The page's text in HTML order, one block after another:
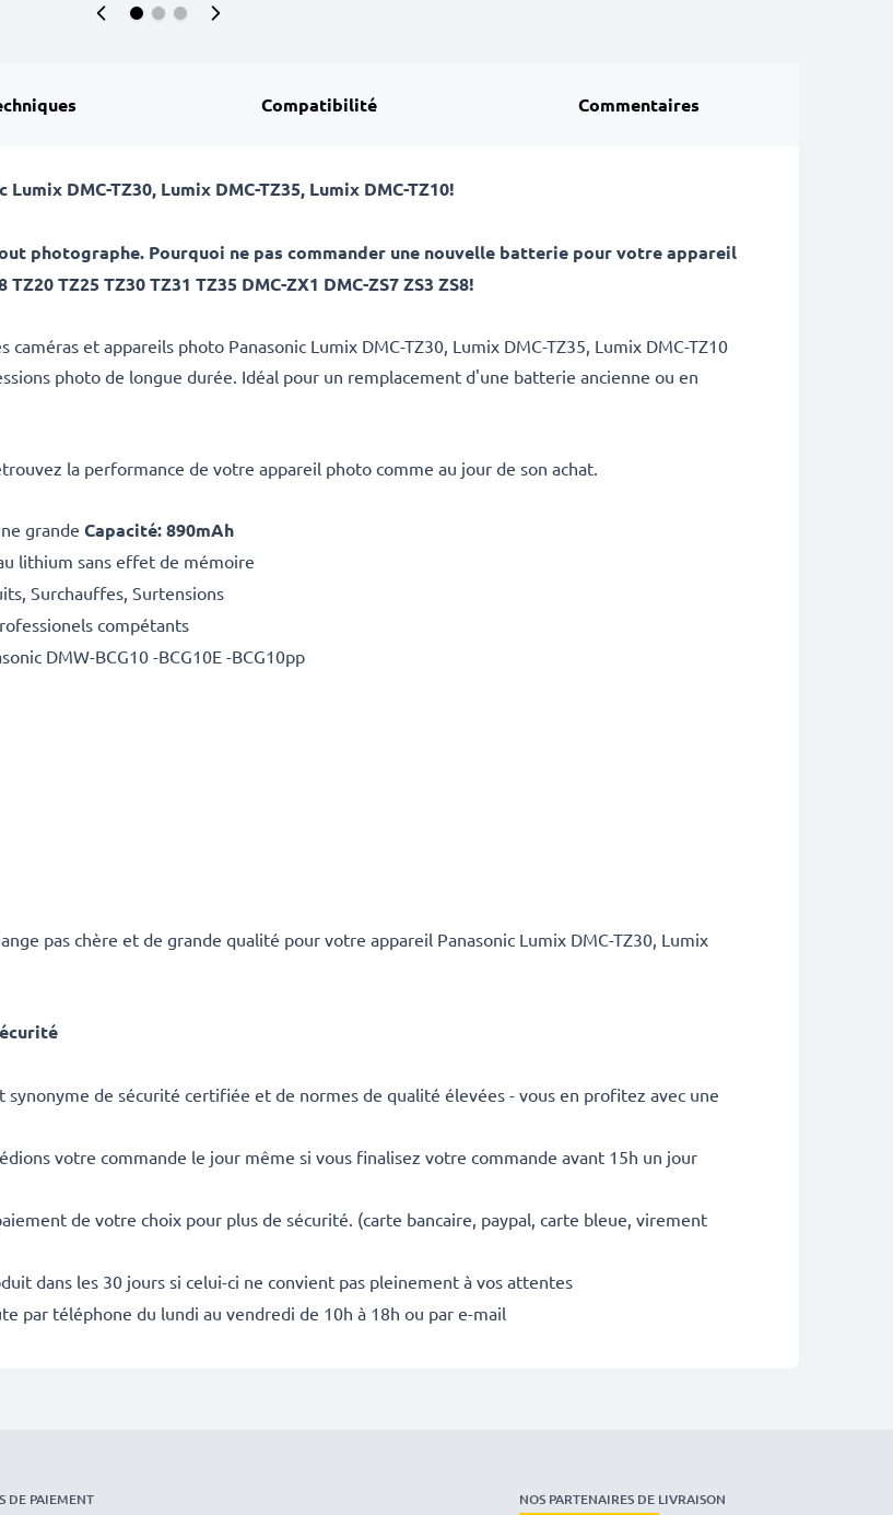
Compatibilité Commentaires
Lumix DMC-TZ30, Lumix DMC-TZ35, Lumix DMC-TZ10!
photographe. Pourquoi ne pas commander une nouvelle batterie pour votre appareil
TZ25 TZ30 TZ31 TZ35 DMC-ZX1 DMC-ZS7 ZS3 ZS8!
et appareils photo Panasonic Lumix DMC-TZ30, Lumix DMC-TZ35, Lumix DMC-TZ10
photo de longue durée. Idéal pour un remplacement d'une batterie ancienne ou en
la performance de votre appareil photo comme au jour de son achat.
grande Capacité: 890mAh
lithium sans effet de mémoire
Surchauffes, Surtensions
compétants
DMW-BCG10 -BCG10E -BCG10pp
pas chère et de grande qualité pour votre appareil Panasonic Lumix DMC-TZ30, Lumix
synonyme de sécurité certifiée et de normes de qualité élevées - vous en profitez avec une
votre commande le jour même si vous finalisez votre commande avant 15h un jour
de votre choix pour plus de sécurité. (carte bancaire, paypal, carte bleue, virement
dans les 30 jours si celui-ci ne convient pas pleinement à vos attentes
par téléphone du lundi au vendredi de 10h à 18h ou par e-mail
DE PAIEMENT NOS PARTENAIRES DE LIVRAISON